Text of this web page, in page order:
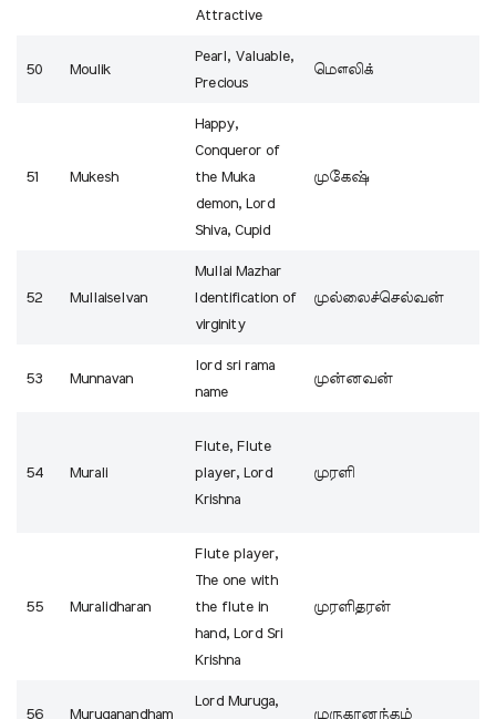
Attractive
50 Moulik
Pearl, Valuable,
Precious
மௌலிக்
51 Mukesh
Happy,
Conqueror of
the Muka
demon, Lord
Shiva, Cupid
முகேஷ்
52 Mullaiselvan
Mullai Mazhar
Identification of
virginity
முல்லைச்செல்வன்
53 Munnavan
lord sri rama
name
முன்னவன்
54 Murali
Flute, Flute
player, Lord
Krishna
முரளி
55 Muralidharan
Flute player,
The one with
the flute in
hand, Lord Sri
Krishna
முரளிதரன்
56 Muruganandham
Lord Muruga,
முருகானந்தம்